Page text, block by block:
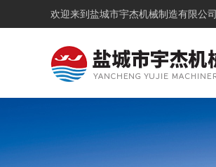
欢迎来到 盐城市宇杰机械制造有限公司